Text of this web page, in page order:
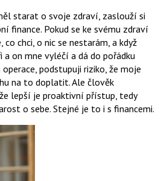
starat o svoje zdraví, zaslouží si
finance. Pokud se ke svému zdraví
chci, o nic se nestarám, a když
on mne vyléčí a dá do pořádku
podstupuji riziko, že moje
na to doplatit. Ale člověk
lepší je proaktivní přístup, tedy
o sebe. Stejné je to i s financemi.